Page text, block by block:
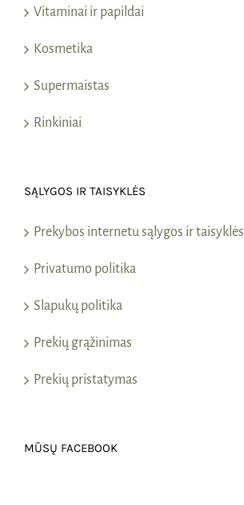
Vitaminai ir papildai
Kosmetika
Supermaistas
Rinkiniai
SĄLYGOS IR TAISYKLĖS
Prekybos internetu sąlygos ir taisyklės
Privatumo politika
Slapukų politika
Prekių grąžinimas
Prekių pristatymas
MŪSŲ FACEBOOK